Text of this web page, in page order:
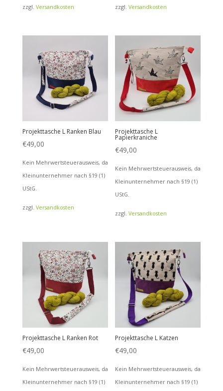
zzgl. Versandkosten zzgl.Versandkosten
Projekttasche L Ranken Blau
€49,00
Kein Mehrwertsteuerausweis, da
Kleinunternehmer nach §19 (1)
UStG.
zzgl. Versandkosten
Projekttasche L
Papierkraniche
€49,00
Kein Mehrwertsteuerausweis, da
Kleinunternehmer nach §19 (1)
UStG.
zzgl.Versandkosten
Projekttasche L Ranken Rot
€49,00
Kein Mehrwertsteuerausweis, da
Kleinunternehmer nach §19 (1)
Projekttasche L Katzen
€49,00
Kein Mehrwertsteuerausweis, da
Kleinunternehmer nach §19 (1)